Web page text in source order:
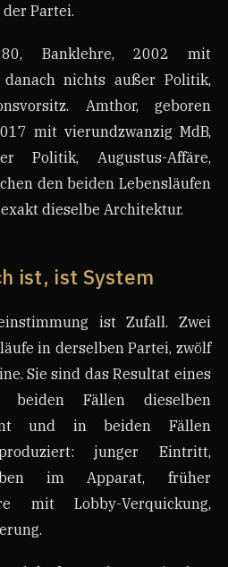
Partei.
Banklehre, 2002 mit
danach nichts außer Politik,
Amthor, geboren
mit vierundzwanzig MdB,
Politik, Augustus-Affäre,
den beiden Lebensläufen
dieselbe Architektur.
ist, ist System
ist Zufall. Zwei
in derselben Partei, zwölf
Sie sind das Resultat eines
Fällen dieselben
und in beiden Fällen
junger Eintritt,
im Apparat, früher
mit Lobby-Verquickung,